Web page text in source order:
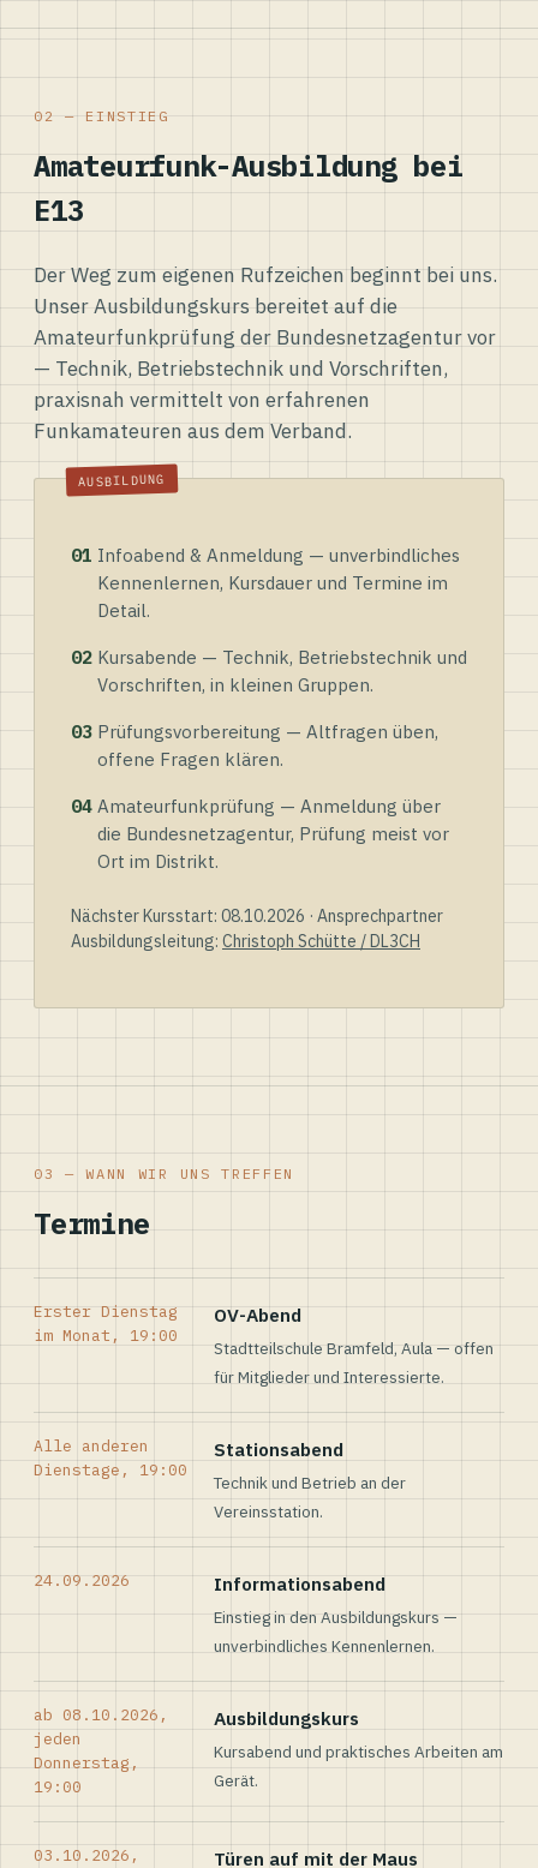
02 — EINSTIEG
Amateurfunk-Ausbildung bei
E13
Der Weg zum eigenen Rufzeichen beginnt bei uns.
Unser Ausbildungskurs bereitet auf die
Amateurfunkprüfung der Bundesnetzagentur vor
— Technik, Betriebstechnik und Vorschriften,
praxisnah vermittelt von erfahrenen
Funkamateuren aus dem Verband.
01 Infoabend & Anmeldung — unverbindliches
Kennenlernen, Kursdauer und Termine im
Detail.
02 Kursabende — Technik, Betriebstechnik und
Vorschriften, in kleinen Gruppen.
03 Prüfungsvorbereitung — Altfragen üben,
offene Fragen klären.
04 Amateurfunkprüfung — Anmeldung über
die Bundesnetzagentur, Prüfung meist vor
Ort im Distrikt.
Nächster Kursstart: 08.10.2026 · Ansprechpartner
Ausbildungsleitung: Christoph Schütte / DL3CH
03 — WANN WIR UNS TREFFEN
Termine
Erster Dienstag
im Monat, 19:00
OV-Abend
Stadtteilschule Bramfeld, Aula — offen
für Mitglieder und Interessierte.
Alle anderen
Dienstage, 19:00
Stationsabend
Technik und Betrieb an der
Vereinsstation.
24.09.2026 Informationsabend
Einstieg in den Ausbildungskurs —
unverbindliches Kennenlernen.
ab 08.10.2026,
jeden
Donnerstag,
19:00
Ausbildungskurs
Kursabend und praktisches Arbeiten am
Gerät.
03.10.2026,
Türen auf mit der Maus